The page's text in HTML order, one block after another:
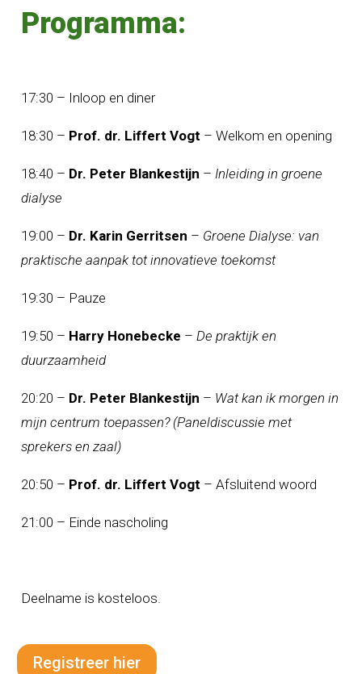
Programma:
17:30 – Inloop en diner
18:30 – Prof. dr. Liffert Vogt – Welkom en opening
18:40 – Dr. Peter Blankestijn – Inleiding in groene
dialyse
19:00 – Dr. Karin Gerritsen – Groene Dialyse: van
praktische aanpak tot innovatieve toekomst
19:30 – Pauze
19:50 – Harry Honebecke – De praktijk en
duurzaamheid
20:20 – Dr. Peter Blankestijn – Wat kan ik morgen in
mijn centrum toepassen? (Paneldiscussie met
sprekers en zaal)
20:50 – Prof. dr. Liffert Vogt – Afsluitend woord
21:00 – Einde nascholing
Deelname is kosteloos.
Registreer hier